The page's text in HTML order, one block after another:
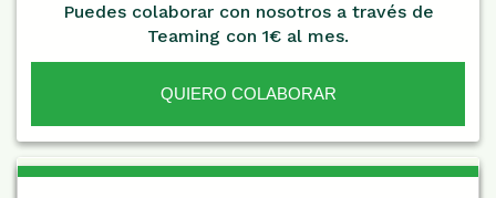
Puedes colaborar con nosotros a través de
Teaming con 1€ al mes.
QUIERO COLABORAR
De Interés